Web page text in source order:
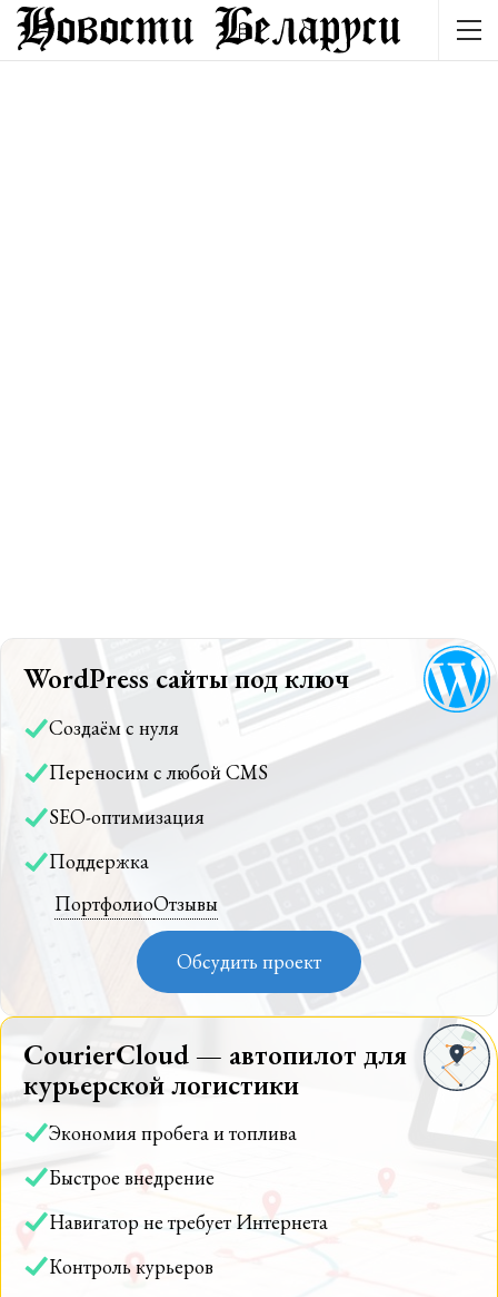
WordPress сайты под ключ
Создаём с нуля
Переносим с любой CMS
SEO-оптимизация
Поддержка
ПортфолиоОтзывы
Обсудить проект
CourierCloud — автопилот для
курьерской логистики
Экономия пробега и топлива
Быстрое внедрение
Навигатор не требует Интернета
Контроль курьеров